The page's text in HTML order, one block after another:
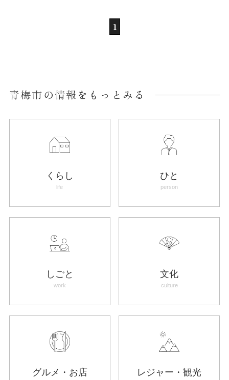
1
青梅市の情報をもっとみる
くらし
life
ひと
person
しごと
work
文化
culture
グルメ・お店 レジャー・観光